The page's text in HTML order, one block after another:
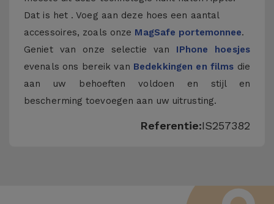
Dat is het . Voeg aan deze hoes een aantal
accessoires, zoals onze MagSafe portemonnee.
Geniet van onze selectie van IPhone hoesjes
evenals ons bereik van Bedekkingen en films die
aan uw behoeften voldoen en stijl en
bescherming toevoegen aan uw uitrusting.
Referentie:IS257382